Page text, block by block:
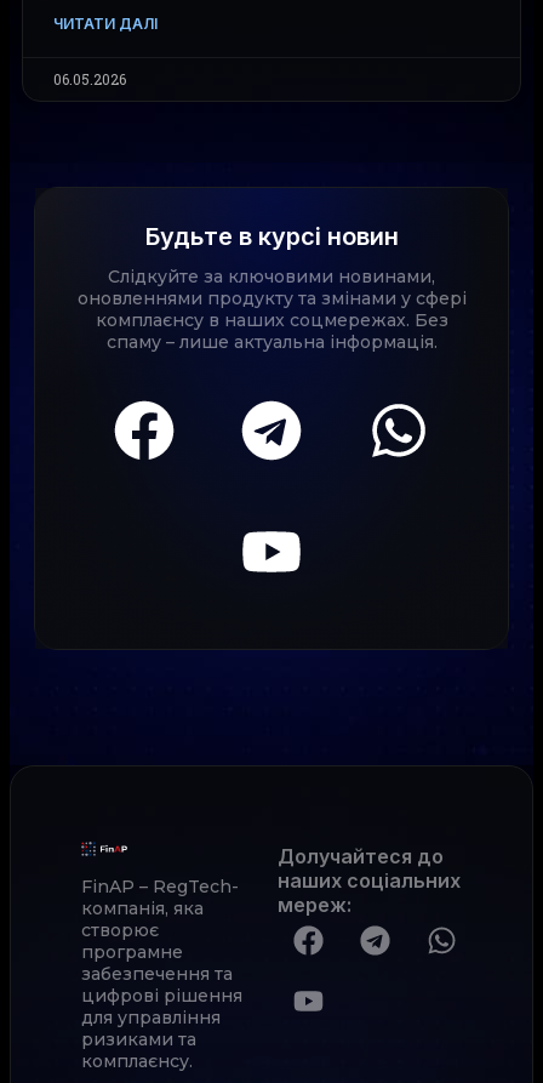
ЧИТАТИ ДАЛІ
06.05.2026
Будьте в курсі новин
Слідкуйте за ключовими новинами,
оновленнями продукту та змінами у сфері
комплаєнсу в наших соцмережах. Без
спаму – лише актуальна інформація.
FinAP – RegTech-
компанія, яка
створює
програмне
забезпечення та
цифрові рішення
для управління
ризиками та
комплаєнсу.
Долучайтеся до
наших соціальних
мереж: